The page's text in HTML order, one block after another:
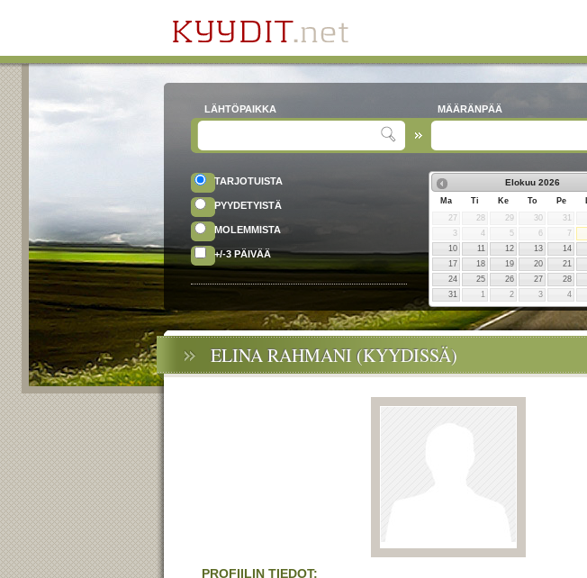
LÄHTÖPAIKKA MÄÄRÄNPÄÄ
TARJOTUISTA
PYYDETYISTÄ
MOLEMMISTA
+/-3 PÄIVÄÄ
Elokuu 2026
Ma Ti Ke To Pe
27
28 29 30 31
3
4 5 6 7
10
11 12 13 14
17
18 19 20 21
24
25 26 27 28
31
1 2 3 4
ELINA RAHMANI (KYYDISSÄ)
PROFIILIN TIEDOT: